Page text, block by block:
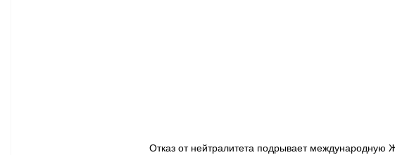
Отказ от нейтралитета подрывает международную